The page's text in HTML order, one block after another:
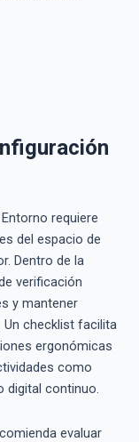
requiere
del espacio de
Dentro de la
verificación
y mantener
checklist facilita
ergonómicas
como
digital continuo.
evaluar